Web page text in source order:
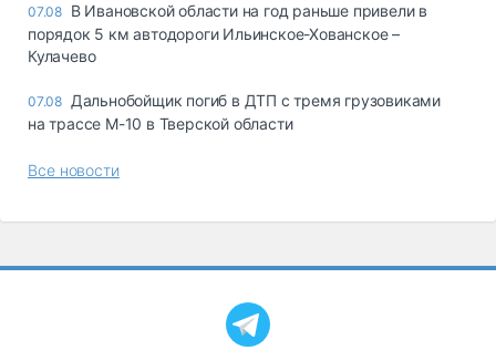
07.08 В Ивановской области на год раньше привели в
порядок 5 км автодороги Ильинское-Хованское –
Кулачево
07.08 Дальнобойщик погиб в ДТП с тремя грузовиками
на трассе М-10 в Тверской области
Все новости